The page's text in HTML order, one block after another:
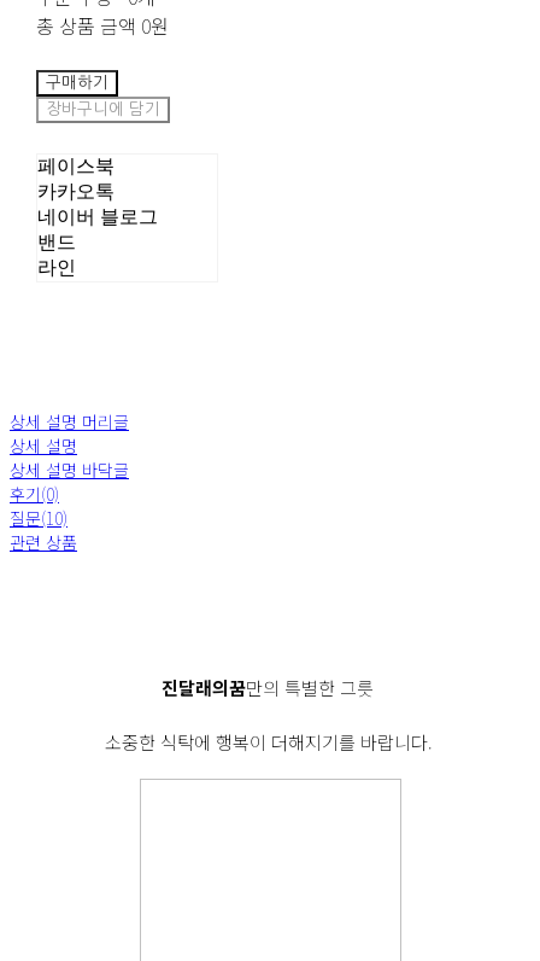
총 상품 금액 0원
구매하기
장바구니에 담기
페이스북
카카오톡
네이버 블로그
밴드
라인
상세 설명 머리글
상세 설명
상세 설명 바닥글
후기(0)
질문(10)
관련 상품
진달래의꿈만의 특별한 그릇
소중한 식탁에 행복이 더해지기를 바랍니다.